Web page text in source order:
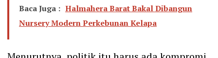
Baca Juga : Halmahera Barat Bakal Dibangun
Nursery Modern Perkebunan Kelapa